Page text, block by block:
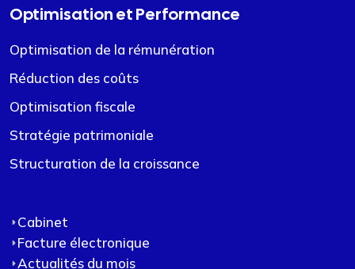
Optimisation et Performance
Optimisation de la rémunération
Réduction des coûts
Optimisation fiscale
Stratégie patrimoniale
Structuration de la croissance
Cabinet
Facture électronique
Actualités du mois